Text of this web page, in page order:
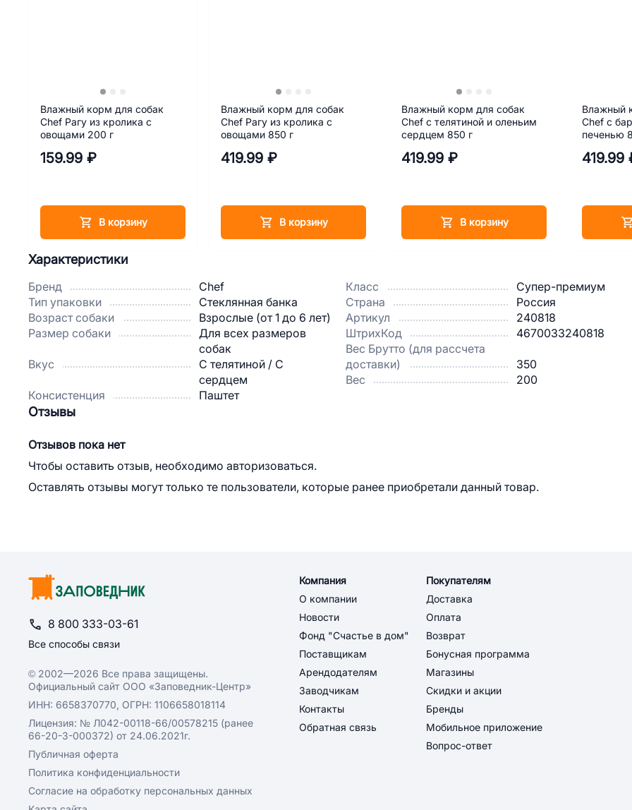
Влажный корм для собак
Chef Рагу из кролика с
овощами 200 г
159.99 ₽
В корзину
Влажный корм для собак
Chef Рагу из кролика с
овощами 850 г
419.99 ₽
В корзину
Влажный корм для собак
Chef с телятиной и оленьим
сердцем 850 г
419.99 ₽
В корзину
Влажный
Chef с
печенью
419.99
Характеристики
Бренд
Chef
Тип упаковки
Стеклянная банка
Возраст собаки
Взрослые (от 1 до 6 лет)
Размер собаки
Для всех размеров
собак
Вкус
С телятиной / С
сердцем
Консистенция
Паштет
Класс
Супер-премиум
Страна
Россия
Артикул
240818
ШтрихКод
4670033240818
Вес Брутто (для рассчета
доставки)
350
Вес
200
Отзывы
Отзывов пока нет
Чтобы оставить отзыв, необходимо авторизоваться.
Оставлять отзывы могут только те пользователи, которые ранее приобретали данный товар.
8 800 333-03-61
Все способы связи
© 2002—2026 Все права защищены.
Официальный сайт ООО «Заповедник-Центр»
ИНН: 6658370770, ОГРН: 1106658018114
Лицензия: № Л042-00118-66/00578215 (ранее
66-20-3-000372) от 24.06.2021г.
Публичная оферта
Политика конфиденциальности
Согласие на обработку персональных данных
Компания
О компании
Новости
Фонд "Счастье в дом"
Поставщикам
Арендодателям
Заводчикам
Контакты
Обратная связь
Покупателям
Доставка
Оплата
Возврат
Бонусная программа
Магазины
Скидки и акции
Бренды
Мобильное приложение
Вопрос-ответ